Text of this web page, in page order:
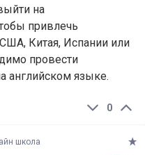
на
привлечь
Китая, Испании или
провести
английском языке.
0
школа